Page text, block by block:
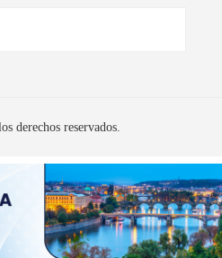
derechos reservados.